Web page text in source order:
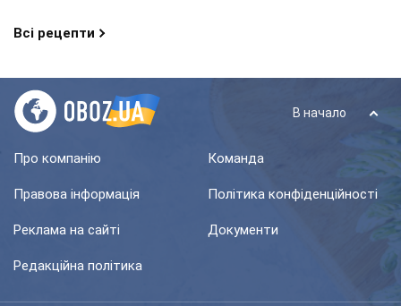
Всі рецепти
В начало
Про компанію Команда
Правова інформація Політика конфіденційності
Реклама на сайті Документи
Редакційна політика